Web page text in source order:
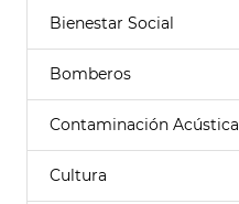
Bienestar Social
Bomberos
Contaminación Acústica
Cultura